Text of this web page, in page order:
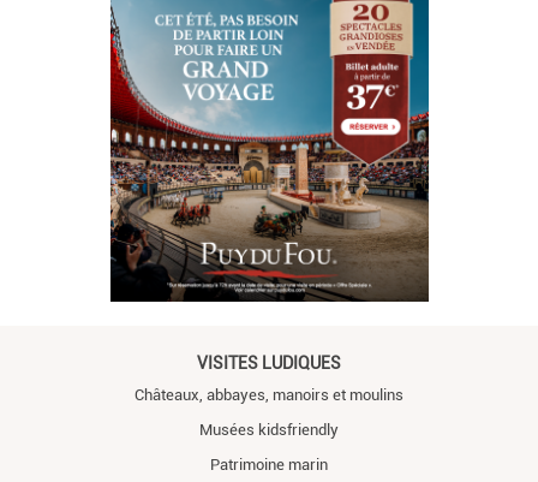
VISITES LUDIQUES
Châteaux, abbayes, manoirs et moulins
Musées kidsfriendly
Patrimoine marin